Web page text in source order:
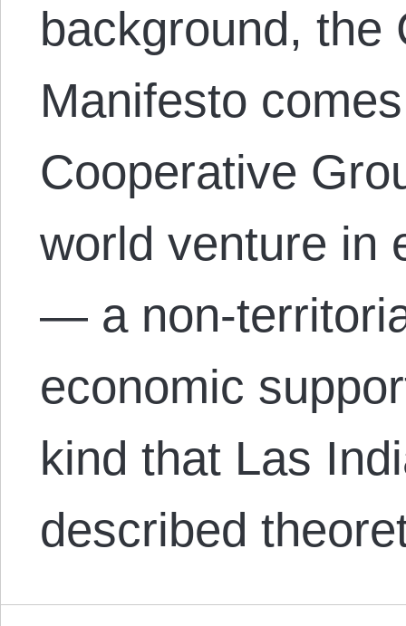
background, the
Manifesto
Cooperative
world venture in
— a non-
economic
kind that Las
described